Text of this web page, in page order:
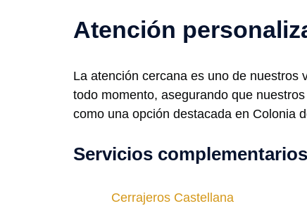
Atención
La atención cercana es uno de nuestros
todo momento, asegurando que
como una opción destacada en Colonia
Servicios
Cerrajeros Castellana